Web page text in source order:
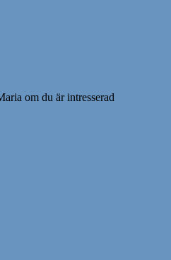
om du är intresserad